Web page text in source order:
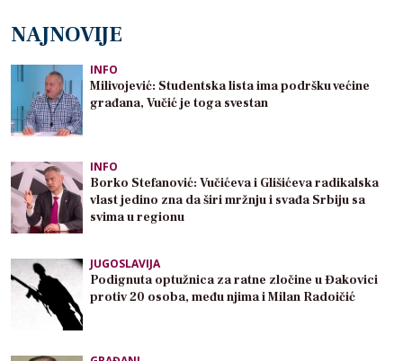
NAJNOVIJE
INFO
Milivojević: Studentska lista ima podršku većine
građana, Vučić je toga svestan
INFO
Borko Stefanović: Vučićeva i Glišićeva radikalska
vlast jedino zna da širi mržnju i svađa Srbiju sa
svima u regionu
JUGOSLAVIJA
Podignuta optužnica za ratne zločine u Đakovici
protiv 20 osoba, među njima i Milan Radoičić